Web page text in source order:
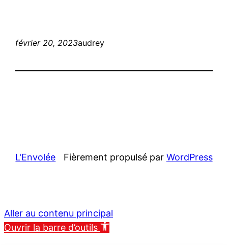
février 20, 2023audrey
L'Envolée Fièrement propulsé par WordPress
Aller au contenu principal
Ouvrir la barre d’outils